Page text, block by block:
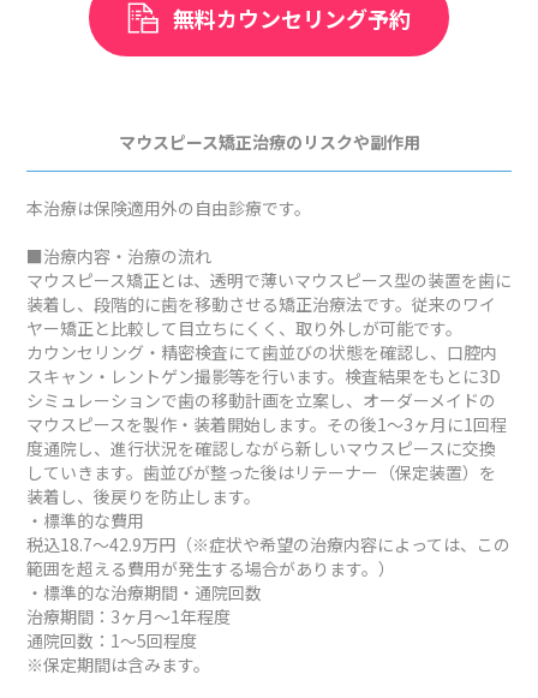
無料カウンセリング予約
マウスピース矯正治療のリスクや副作用
本治療は保険適用外の自由診療です。
■治療内容・治療の流れ
マウスピース矯正とは、透明で薄いマウスピース型の装置を歯に
装着し、段階的に歯を移動させる矯正治療法です。従来のワイ
ヤー矯正と比較して目立ちにくく、取り外しが可能です。
カウンセリング・精密検査にて歯並びの状態を確認し、口腔内
スキャン・レントゲン撮影等を行います。検査結果をもとに3D
シミュレーションで歯の移動計画を立案し、オーダーメイドの
マウスピースを製作・装着開始します。その後1～3ヶ月に1回程
度通院し、進行状況を確認しながら新しいマウスピースに交換
していきます。歯並びが整った後はリテーナー（保定装置）を
装着し、後戻りを防止します。
・標準的な費用
税込18.7～42.9万円（※症状や希望の治療内容によっては、この
範囲を超える費用が発生する場合があります。）
・標準的な治療期間・通院回数
治療期間：3ヶ月～1年程度
通院回数：1～5回程度
※保定期間は含みます。